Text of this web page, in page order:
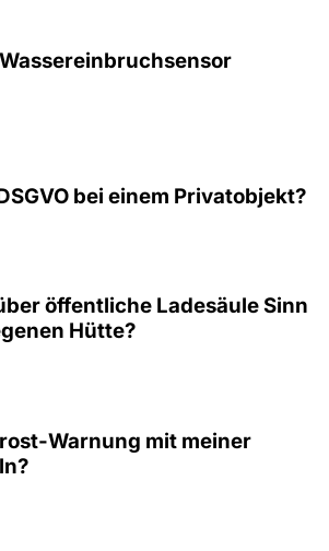
bei einem Privatobjekt?
öffentliche Ladesäule Sinn
Hütte?
Warnung mit meiner